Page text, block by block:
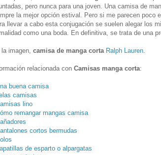
pero nunca para una joven. Una camisa de
la mejor opción estival. Pero si me parecen poco
llevar a cabo esta conjugación se suelen alegar los
como una boda. En definitiva, se trata de una
la imagen, camisa de manga corta Ralph Lauren
relacionada con Camisas manga corta:
buena camisa
camisas
lino
remangar mangas camisa
cortos bermudas
de esparto o alpargatas